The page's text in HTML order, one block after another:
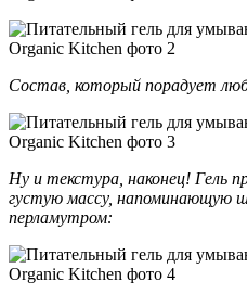
Состав, который порадует
Ну и текстура, наконец! Гель
густую массу, напоминающую
перламутром: